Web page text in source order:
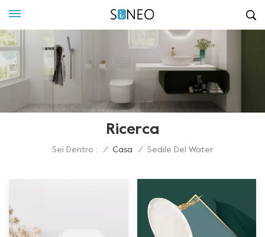
Ricerca
Sei Dentro : / Casa / Sedile Del Water